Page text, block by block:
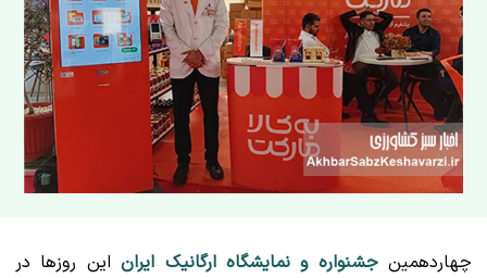
چهاردهمینجشنواره و نمایشگاه ارگانیک ایراناین روزها در